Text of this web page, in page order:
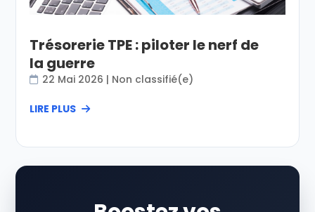
Trésorerie TPE : piloter le nerf de
la guerre
22 Mai 2026 | Non classifié(e)
LIRE PLUS